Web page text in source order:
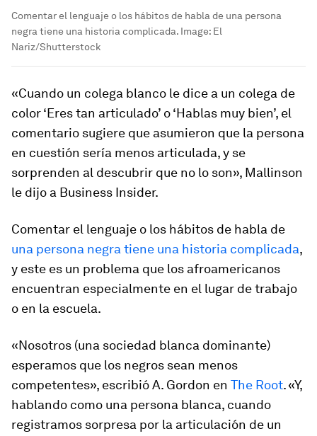
Comentar el lenguaje o los hábitos de habla de una persona
negra tiene una historia complicada. Image: El
Nariz/Shutterstock
«Cuando un colega blanco le dice a un colega de
color ‘Eres tan articulado’ o ‘Hablas muy bien’, el
comentario sugiere que asumieron que la persona
en cuestión sería menos articulada, y se
sorprenden al descubrir que no lo son», Mallinson
le dijo a Business Insider.
Comentar el lenguaje o los hábitos de habla de
una persona negra tiene una historia complicada,
y este es un problema que los afroamericanos
encuentran especialmente en el lugar de trabajo
o en la escuela.
«Nosotros (una sociedad blanca dominante)
esperamos que los negros sean menos
competentes», escribió A. Gordon en The Root. «Y,
hablando como una persona blanca, cuando
registramos sorpresa por la articulación de un